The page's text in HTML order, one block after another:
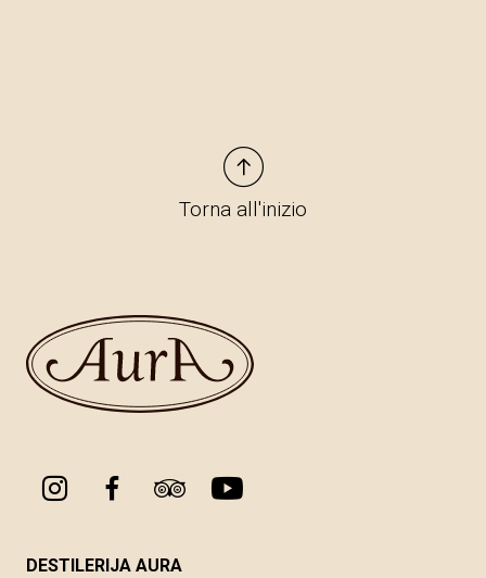
Torna all'inizio
DESTILERIJA AURA